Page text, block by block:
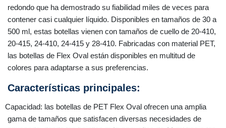
redondo que ha demostrado su fiabilidad miles de veces para
contener casi cualquier líquido. Disponibles en tamaños de 30 a
500 ml, estas botellas vienen con tamaños de cuello de 20-410,
20-415, 24-410, 24-415 y 28-410. Fabricadas con material PET,
las botellas de Flex Oval están disponibles en multitud de
colores para adaptarse a sus preferencias.
Características principales:
Capacidad: las botellas de PET Flex Oval ofrecen una amplia
gama de tamaños que satisfacen diversas necesidades de